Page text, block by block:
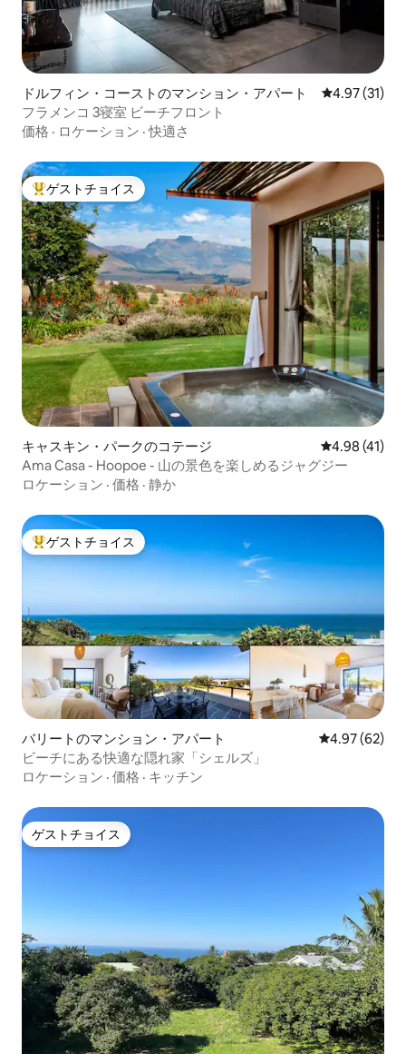
ドルフィン・コーストのマンション・アパート レビュー31
4.97 (31)
フラメンコ 3寝室 ビーチフロント
価格 · ロケーション ·快適さ
大好評のゲストチョイスです。
ゲストチョイス
キャスキン・パークのコテージ レビュー41
4.98 (41)
Ama Casa - Hoopoe - 山の景色を楽しめるジャグジー
ロケーション · 価格 · 静か
大好評のゲストチョイスです。
ゲストチョイス
バリートのマンション・アパート レビュー62
4.97 (62)
ビーチにある快適な隠れ家「シェルズ」
ロケーション · 価格 · キッチン
ゲストチョイス
ゲストチョイス